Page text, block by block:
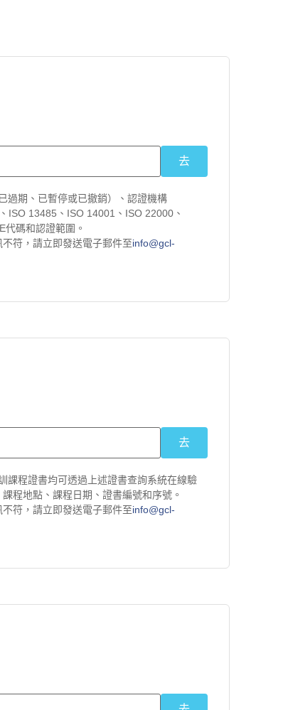
過期、已暫停或已撤銷）、認證機構
ISO 13485、ISO 14001、ISO 22000、
碼和認證範圍。
符，請立即發送電子郵件至info@gcl-
課程證書均可透過上述證書查詢系統在線驗
程地點、課程日期、證書編號和序號。
符，請立即發送電子郵件至info@gcl-